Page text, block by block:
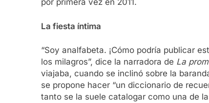
por primera vez en 2011.
La fiesta íntima
“Soy analfabeta. ¡Cómo podría publicar
los milagros”, dice la narradora de La
viajaba, cuando se inclinó sobre la
se propone hacer “un diccionario de
tanto se la suele catalogar como una de